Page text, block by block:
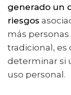
generado un
riesgos
más
tradicional,
determinar si
uso personal.